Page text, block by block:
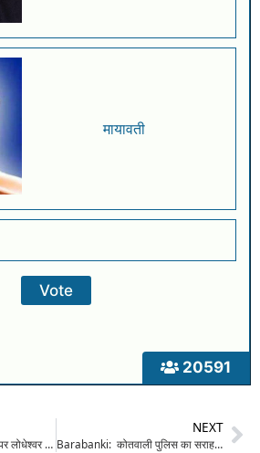
20591
मायावती
Barabanki: महाशिवरात्रि पर लोधेश्वर महादेवा में उमड़ा आस्था का सैलाब, प्रशासनिक व्यवस्थाएं रहीं चाक-चौबंद
NEXT
Barabanki: कोतवाली पुलिस का सराहनीय कार्य, रास्ता भटकी 07 वर्षीय बालिका को सकुशल परिजनों से मिलाया, तलाश में जुटे परिवार को मिली बड़ी राहत